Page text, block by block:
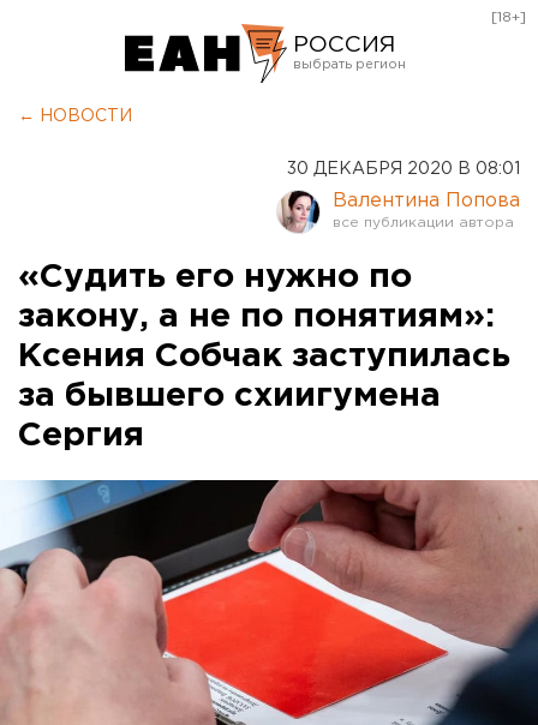
РОССИЯ
Курган
Оренбург
[18+]
← НОВОСТИ
30 ДЕКАБРЯ 2020 В 08:01
Валентина Попова
«Судить его нужно по
закону, а не по понятиям»:
Ксения Собчак заступилась
за бывшего схиигумена
Сергия